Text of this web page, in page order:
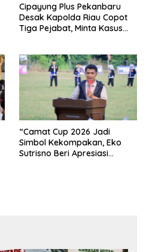
Cipayung Plus Pekanbaru
Desak Kapolda Riau Copot
Tiga Pejabat, Minta Kasus
“Camat Cup 2026 Jadi
Simbol Kekompakan, Eko
Sutrisno Beri Apresiasi